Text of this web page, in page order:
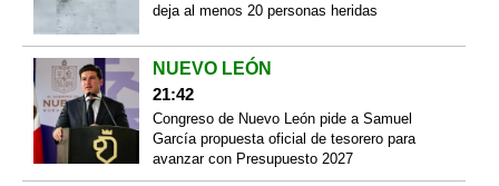
deja al menos 20 personas heridas
NUEVO LEÓN
21:42
Congreso de Nuevo León pide a Samuel
García propuesta oficial de tesorero para
avanzar con Presupuesto 2027